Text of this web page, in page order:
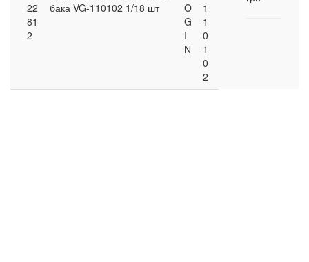
22
81
2
бака VG-110102 1/18 шт
O
G
I
N
1
1
0
1
0
2